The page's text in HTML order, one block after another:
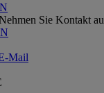
Sie Kontakt
Mail